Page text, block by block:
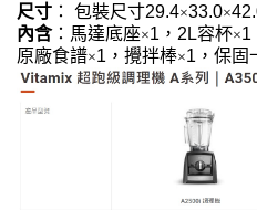
尺寸 ： 包裝尺寸29.4×33.0×
內含：馬達底座×1，2L容杯×1
原廠食譜×1，攪拌棒×1，保固